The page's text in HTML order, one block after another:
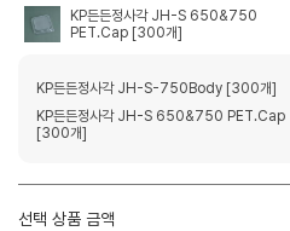
KP든든정사각 JH-S 650&750
PET.Cap [300개]
KP든든정사각 JH-S-750Body [300개]
KP든든정사각 JH-S 650&750 PET.Cap
[300개]
선택 상품 금액